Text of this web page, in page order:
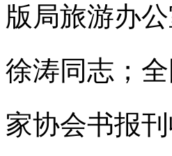
版局旅游办
徐涛同志；
家协会书报